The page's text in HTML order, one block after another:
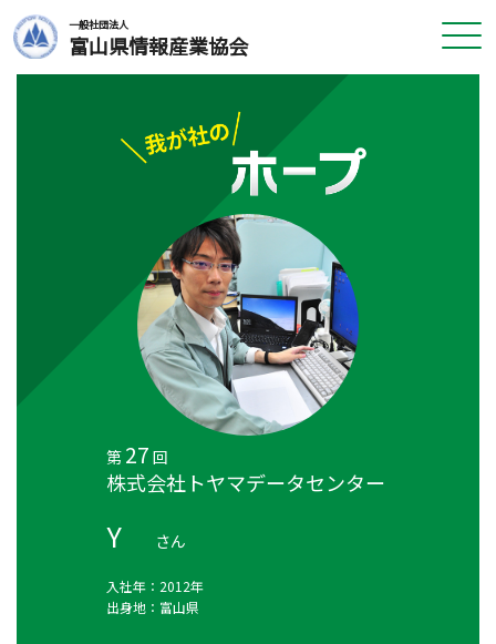
一般社団法人
富山県情報産業協会
第 27 回
株式会社トヤマデータセンター
Y さん
入社年： 2012年
出身地： 富山県